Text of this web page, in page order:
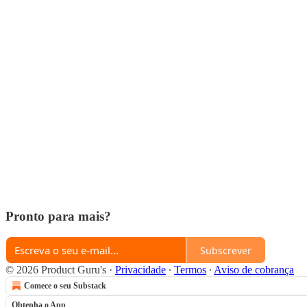
Pronto para mais?
Subscrever
© 2026 Product Guru's · Privacidade ∙ Termos ∙ Aviso de cobrança
Comece o seu Substack